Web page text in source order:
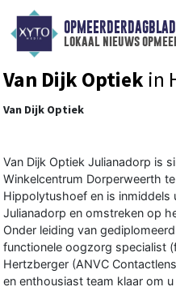
lokaal nieuws
Van Dijk Optiek in
Van Dijk Optiek
Van Dijk Optiek Julianadorp is
Winkelcentrum Dorperweerth
Hippolytushoef en is
Julianadorp en omstreken op
Onder leiding van
functionele oogzorg specialist
Hertzberger (ANVC
en enthousiast team klaar om